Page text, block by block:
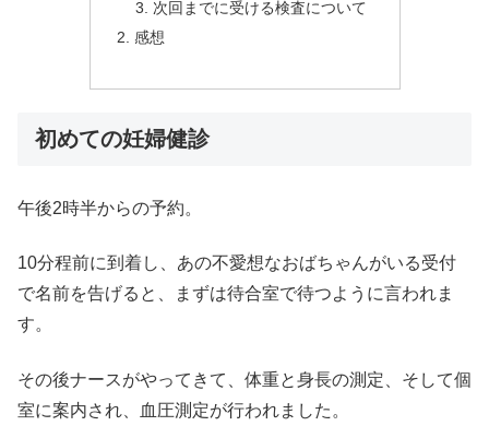
次回までに受ける検査について
感想
初めての妊婦健診
午後2時半からの予約。
10分程前に到着し、あの不愛想なおばちゃんがいる受付
で名前を告げると、まずは待合室で待つように言われま
す。
その後ナースがやってきて、体重と身長の測定、そして個
室に案内され、血圧測定が行われました。